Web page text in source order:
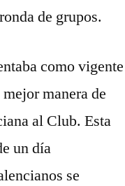
de grupos.
como vigente
manera de
al Club. Esta
un día
se